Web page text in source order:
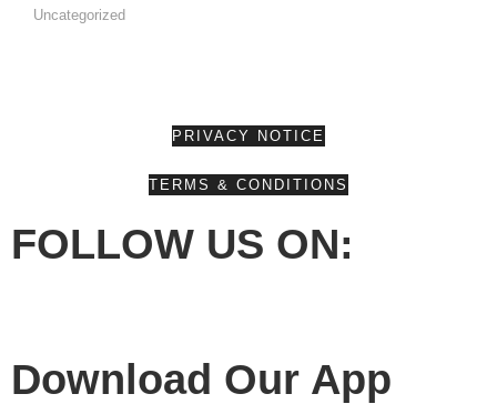
Uncategorized
PRIVACY NOTICE
TERMS & CONDITIONS
FOLLOW US ON:
Download Our App